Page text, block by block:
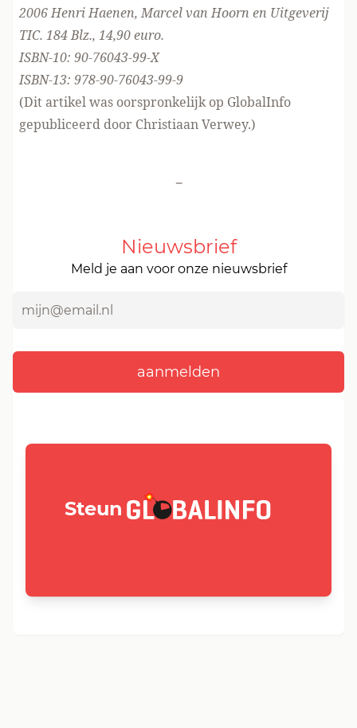
2006 Henri Haenen, Marcel van Hoorn en Uitgeverij
TIC. 184 Blz., 14,90 euro.
ISBN-10: 90-76043-99-X
ISBN-13: 978-90-76043-99-9
(Dit artikel was oorspronkelijk op GlobalInfo
gepubliceerd door Christiaan Verwey.)
-
Nieuwsbrief
Meld je aan voor onze nieuwsbrief
Steun GLOBALINFO.nl